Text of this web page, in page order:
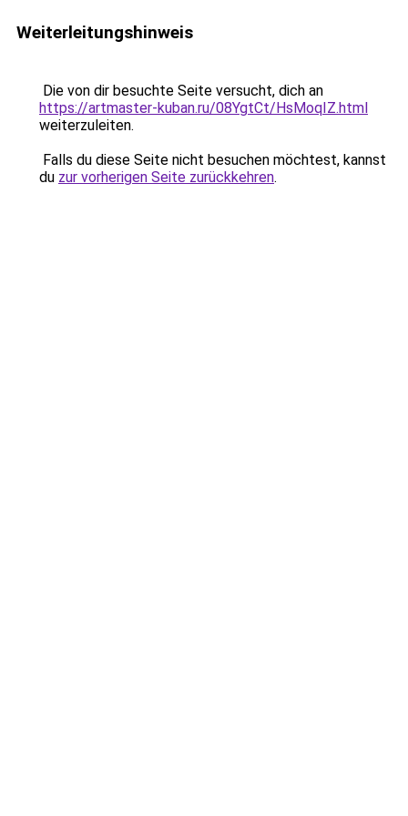
Weiterleitungshinweis
Die von dir besuchte Seite versucht, dich an
https://artmaster-kuban.ru/08YgtCt/HsMoqIZ.html
weiterzuleiten.
Falls du diese Seite nicht besuchen möchtest, kannst
du zur vorherigen Seite zurückkehren.